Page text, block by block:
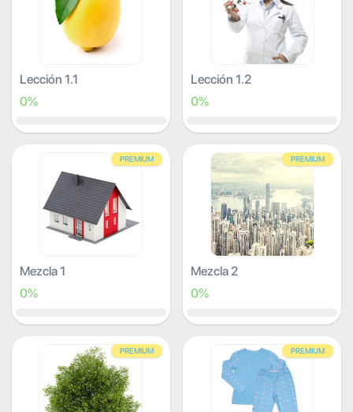
Lección 1.1
0%
Lección 1.2
0%
PREMIUM
Mezcla 1
0%
PREMIUM
Mezcla 2
0%
PREMIUM PREMIUM